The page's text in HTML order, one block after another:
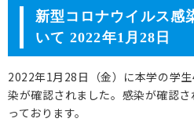
新型コロナウイルス感
いて 2022年1月28日
2022年1月28日（金）に本学の学
染が確認されました。感染が確認
っております。